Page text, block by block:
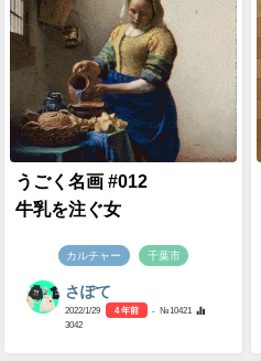
うごく名画 #012
牛乳を注ぐ女
カルチャー 千葉市
さぽて
2022/1/29 4 年前
- №10421
3042